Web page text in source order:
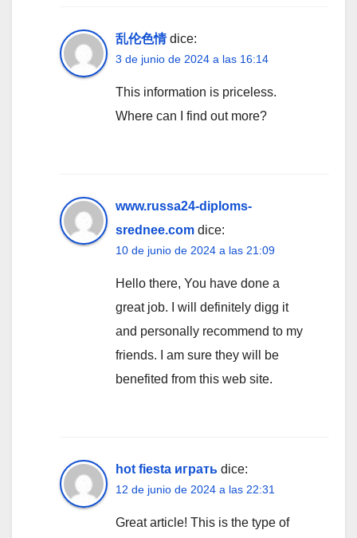
乱伦色情 dice:
3 de junio de 2024 a las 16:14
This information is priceless.
Where can I find out more?
www.russa24-diploms-
srednee.com dice:
10 de junio de 2024 a las 21:09
Hello there, You have done a
great job. I will definitely digg it
and personally recommend to my
friends. I am sure they will be
benefited from this web site.
hot fiesta играть dice:
12 de junio de 2024 a las 22:31
Great article! This is the type of